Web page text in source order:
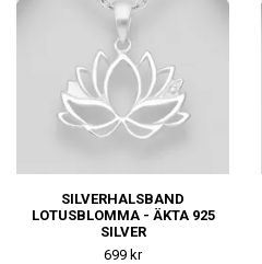
SILVERHALSBAND
LOTUSBLOMMA - ÄKTA 925
SILVER
699 kr